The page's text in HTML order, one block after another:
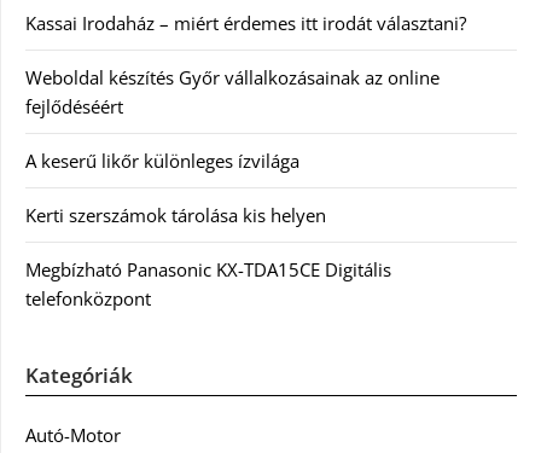
Kassai Irodaház – miért érdemes itt irodát választani?
Weboldal készítés Győr vállalkozásainak az online
fejlődéséért
A keserű likőr különleges ízvilága
Kerti szerszámok tárolása kis helyen
Megbízható Panasonic KX-TDA15CE Digitális
telefonközpont
Kategóriák
Autó-Motor